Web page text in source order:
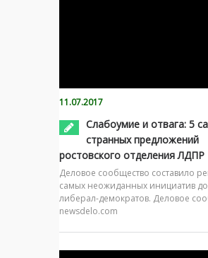
11.07.2017
Слабоумие и отвага: 5
странных предложений
ростовского отделения ЛДПР
Деловое сообщество составило
самых неожиданных инициатив
либерал-демократов. Деловое
newsdelo.com